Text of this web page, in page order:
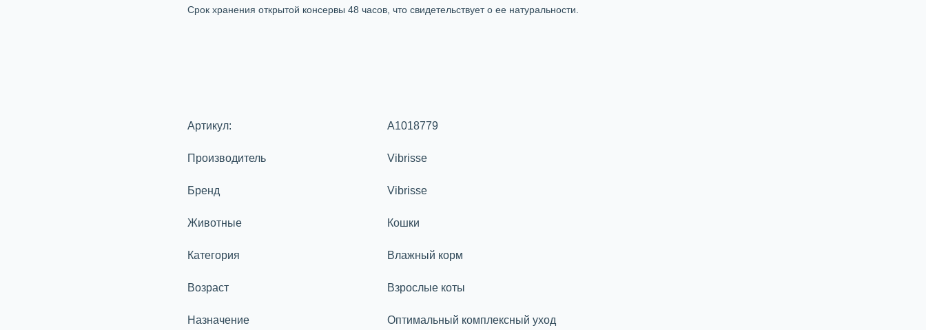
Срок хранения открытой консервы 48 часов, что свидетельствует о ее натуральности.
Артикул: A1018779
Производитель Vibrisse
Бренд Vibrisse
Животные Кошки
Категория Влажный корм
Возраст Взрослые коты
Назначение Оптимальный комплексный уход